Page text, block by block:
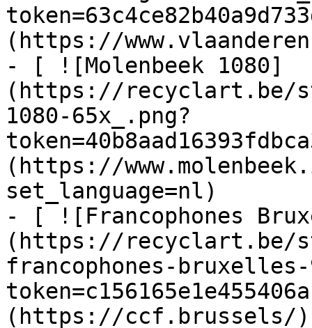
(https://
- [ ![Molenbeek 1080]
(https://recyclart.be/
1080-65x_.png?
(https://
set_language=nl)
- [ ![Francophones
(https://recyclart.be/
francophones-bruxelles-
(https://ccf.brussels/)